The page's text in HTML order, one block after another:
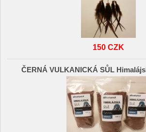
150 CZK
ČERNÁ VULKANICKÁ SŮL